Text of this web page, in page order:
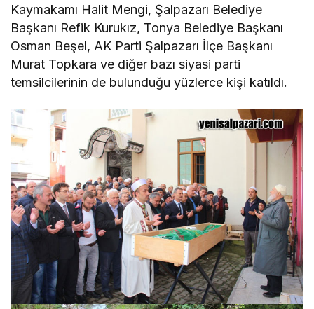
Kaymakamı Halit Mengi, Şalpazarı Belediye
Başkanı Refik Kurukız, Tonya Belediye Başkanı
Osman Beşel, AK Parti Şalpazarı İlçe Başkanı
Murat Topkara ve diğer bazı siyasi parti
temsilcilerinin de bulunduğu yüzlerce kişi katıldı.